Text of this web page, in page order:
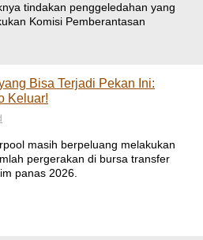
tindakan penggeledahan yang
Komisi Pemberantasan
Bisa Terjadi Pekan Ini:
Keluar!
masih berpeluang melakukan
pergerakan di bursa transfer
panas 2026.